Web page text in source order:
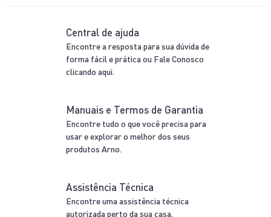
Central de ajuda
Encontre a resposta para sua dúvida de
forma fácil e prática ou Fale Conosco
clicando aqui.
Manuais e Termos de Garantia
Encontre tudo o que você precisa para
usar e explorar o melhor dos seus
produtos Arno.
Assistência Técnica
Encontre uma assistência técnica
autorizada perto da sua casa.